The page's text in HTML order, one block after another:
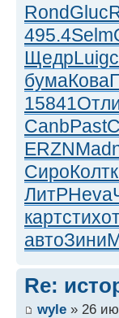
RondGluc
495.4Selm
ЩедрLuig
бумаКова
15841
CanbPast
ERZN
СироКолт
ЛитРHeva
картстих
автоЗини
Re:
wyle » 26